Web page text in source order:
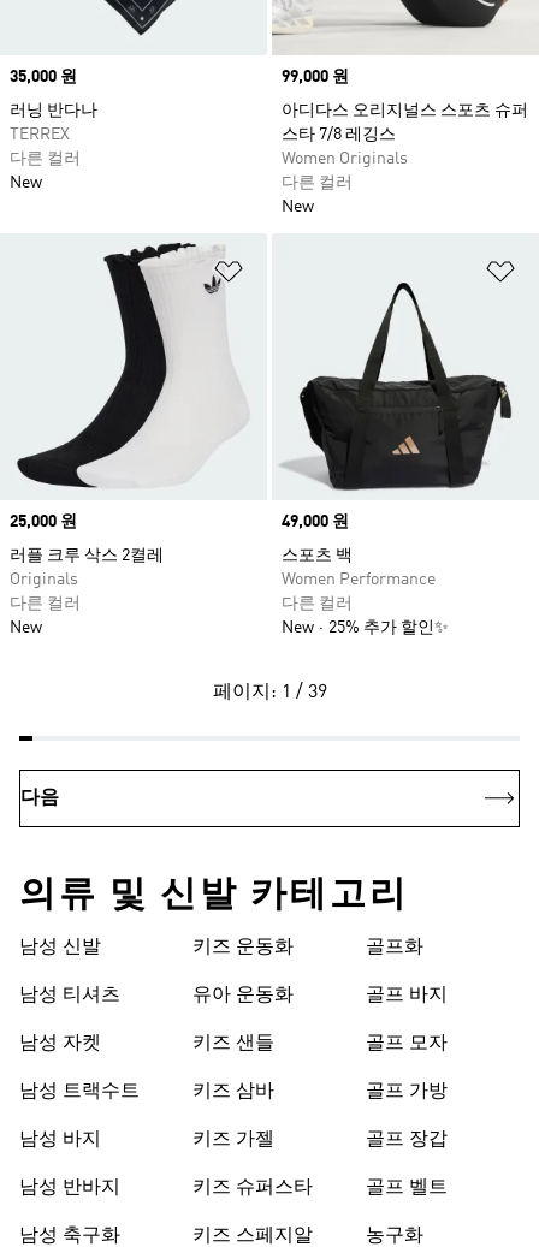
Price
35,000 원
러닝 반다나
TERREX
다른 컬러
New
Price
99,000 원
아디다스 오리지널스 스포츠 슈퍼
스타 7/8 레깅스
Women Originals
다른 컬러
New
Price
25,000 원
러플 크루 삭스 2켤레
Originals
다른 컬러
New
Price
49,000 원
스포츠 백
Women Performance
다른 컬러
New
25% 추가 할인✨
페이지: 1 / 39
다음
의류 및 신발 카테고리
남성 신발
남성 티셔츠
남성 자켓
남성 트랙수트
남성 바지
남성 반바지
남성 축구화
키즈 운동화
유아 운동화
키즈 샌들
키즈 삼바
키즈 가젤
키즈 슈퍼스타
키즈 스페지알
골프화
골프 바지
골프 모자
골프 가방
골프 장갑
골프 벨트
농구화